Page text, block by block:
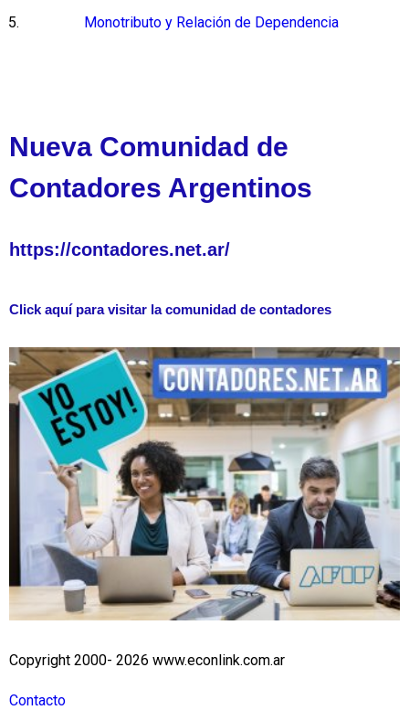
Monotributo y Relación de Dependencia
Nueva Comunidad de
Contadores Argentinos
https://contadores.net.ar/
Click aquí para visitar la comunidad de contadores
Copyright 2000- 2026 www.econlink.com.ar
Contacto